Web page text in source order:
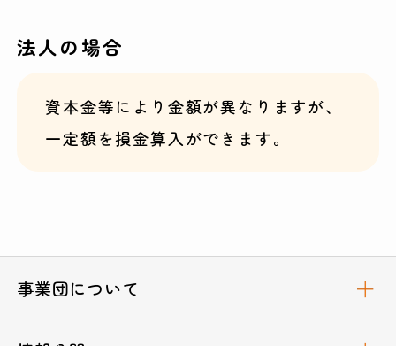
法人の場合
資本金等により金額が異なりますが、
一定額を損金算入ができます。
事業団について